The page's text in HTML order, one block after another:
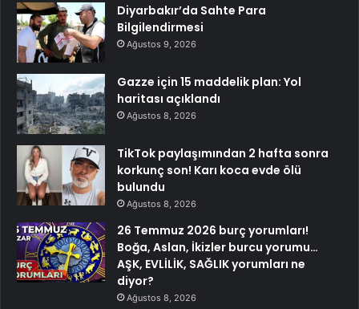
Diyarbakır’da Sahte Para
Bilgilendirmesi
Ağustos 9, 2026
Gazze için 15 maddelik plan: Yol
haritası açıklandı
Ağustos 8, 2026
TikTok paylaşımından 2 hafta sonra
korkunç son! Karı koca evde ölü
bulundu
Ağustos 8, 2026
26 Temmuz 2026 burç yorumları!
Boğa, Aslan, İkizler burcu yorumu…
AŞK, EVLİLİK, SAĞLIK yorumları ne
diyor?
Ağustos 8, 2026